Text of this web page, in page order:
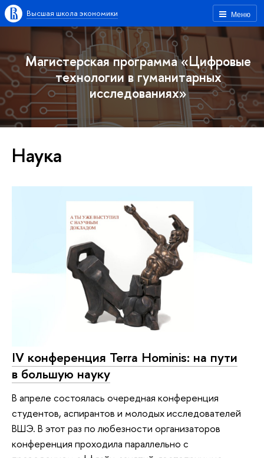
Меню
Высшая школа экономики
Магистерская программа «Цифровые
технологии в гуманитарных
исследованиях»
Наука
IV конференция Terra Hominis: на пути
в большую науку
В апреле состоялась очередная конференция
студентов, аспирантов и молодых исследователей
ВШЭ. В этот раз по любезности организаторов
конференция проходила параллельно с